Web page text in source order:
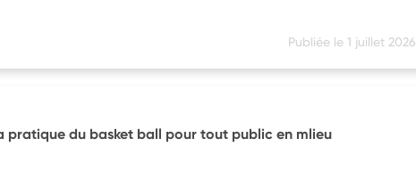
Publiée le 1 juillet 2026
pratique du basket ball pour tout public en mlieu